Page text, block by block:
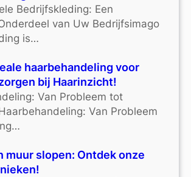
Bedrijfskleding: Een
van Uw Bedrijfsimago
is…
haarbehandeling voor
bij Haarinzicht!
Van Probleem tot
Van Probleem
muur slopen: Ontdek onze